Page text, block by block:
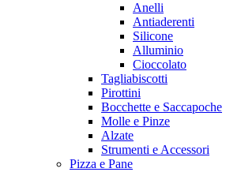
Anelli
Antiaderenti
Silicone
Alluminio
Cioccolato
Tagliabiscotti
Pirottini
Bocchette e Saccapoche
Molle e Pinze
Alzate
Strumenti e Accessori
Pizza e Pane